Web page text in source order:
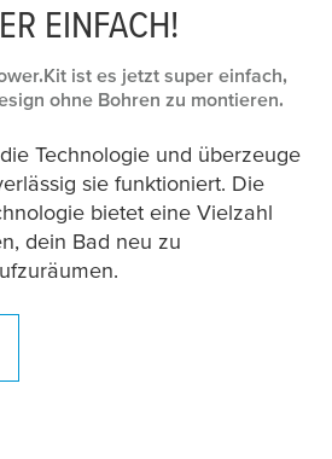
EINFACH!
ist es jetzt super einfach,
ohne Bohren zu montieren.
Technologie und überzeuge
sie funktioniert. Die
bietet eine Vielzahl
dein Bad neu zu